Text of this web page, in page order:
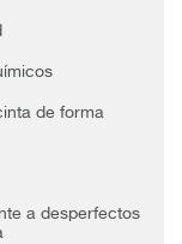
de forma
a desperfectos